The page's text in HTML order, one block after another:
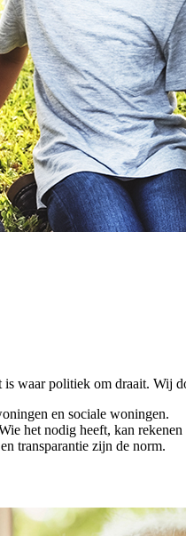
waar politiek om draait. Wij
en sociale woningen.
het nodig heeft, kan
transparantie zijn de norm.